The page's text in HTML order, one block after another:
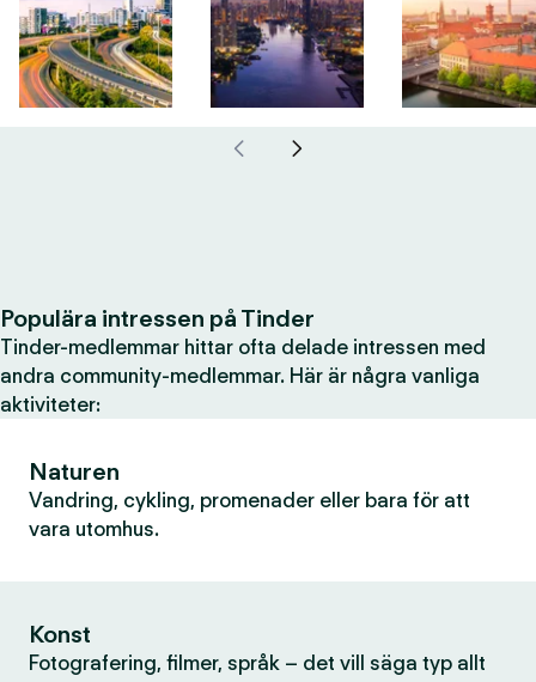
Populära intressen på Tinder
Tinder-medlemmar hittar ofta delade intressen med
andra community-medlemmar. Här är några vanliga
aktiviteter:
Naturen
Vandring, cykling, promenader eller bara för att
vara utomhus.
Konst
Fotografering, filmer, språk – det vill säga typ allt